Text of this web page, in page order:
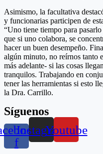
Asimismo, la facultativa
y funcionarias participen de
“Uno tiene tiempo para
que si uno colabora, se
hacer un buen desempeño.
algún minuto, no reírnos tanto
más adelante- si las cosas
tranquilos. Trabajando en
tener las herramientas si esto
la Dra. Carrillo.
Síguenos
f
InstagramYoutube